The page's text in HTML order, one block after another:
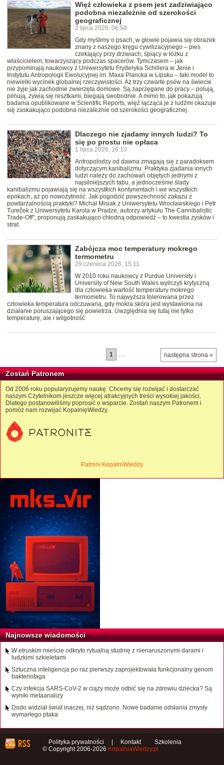
Więź człowieka z psem jest zadziwiająco
podobna niezależnie od szerokości
geograficznej
2 lipca 2026, 06:58
Gdy myślimy o psach, w głowie pojawia się obrazek
znany z naszego kręgu cywilizacyjnego – pies
czekający przy drzwiach, śpiący w łóżku z
właścicielem, towarzyszący podczas spacerów. Tymczasem – jak
przypominają naukowcy z Uniwersytetu Fryderyka Schillera w Jenie i
Instytutu Antropologii Ewolucyjnej im. Maxa Plancka w Lipsku – taki model to
niewielki wycinek globalnej rzeczywistości. Aż trzy czwarte psów na świecie
nie żyje jak zachodnie zwierzęta domowe. Są zaprzęgane do pracy – polują,
pilnują, żywią się resztkami, biegają swobodnie. A mimo to, jak pokazują
badania opublikowane w Scientific Reports, więź łącząca je z ludźmi okazuje
się zaskakująco podobna niezależnie od szerokości geograficznej.
Dlaczego nie zjadamy innych ludzi? To
się po prostu nie opłaca
1 lipca 2026, 16:10
Antropolodzy od dawna zmagają się z paradoksem
dotyczącym kanibalizmu. Praktyka zjadania innych
ludzi należy do zachowań objętych jednymi z
najsilniejszych tabu, a jednocześnie ślady
kanibalizmu pojawiają się na wszystkich kontynentach i we wszystkich
epokach, aż po nowożytność. Jak pogodzić powszechność zakazu z
powtarzalnością praktyki? Michał Misiak z Uniwersytetu Wrocławskiego i Petr
Tureček z Uniwersytetu Karola w Pradze, autorzy artykułu The Cannibalistic
Trade-Off", proponują zaskakująco chłodną odpowiedź – to kwestia zysków i
strat.
Zabójcza moc temperatury mokrego
termometru
29 czerwca 2026, 15:11
W 2010 roku naukowcy z Purdue University i
University of New South Wales wyliczyli krytyczną
dla człowieka wartość temperatury mokrego
termometru. To najwyższa tolerowana przez
człowieka temperatura odczuwana, gdy mokra skóra jest wystawiona na
działanie poruszającego się powietrza. Uwzględnia się tutaj nie tylko
temperaturę, ale i wilgotność.
następna strona »
1 …
Zostań Patronem
Od 2006 roku popularyzujemy naukę. Chcemy się rozwijać i dostarczać
naszym Czytelnikom jeszcze więcej atrakcyjnych treści wysokiej jakości.
Dlatego postanowiliśmy poprosić o wsparcie. Zostań naszym Patronem i
pomóż nam rozwijać KopalnięWiedzy.
Patroni KopalniWiedzy
Najnowsze wiadomości
W etruskim mieście odkryto rytualną studnię z nienaruszonymi darami i
ludzkimi szkieletami
Sztuczna inteligencja po raz pierwszy zaprojektowała funkcjonalny genom
bakteriofaga
Czy infekcja SARS-CoV-2 w ciąży może odbić się na zdrowiu dziecka? Są
wyniki metaanalizy
Dodo widział świat inaczej, niż sądzono. Nowe badanie odsłania zmysły
wymarłego ptaka
Polityka prywatności Kontakt
Szkolenia
© Copyright 2006-2026 KopalniaWiedzy.pl